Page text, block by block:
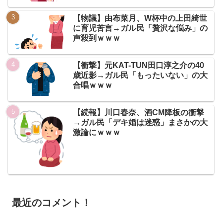
【物議】由布菜月、W杯中の上田綺世
に育児苦言→ガル民「贅沢な悩み」の
声殺到ｗｗｗ
【衝撃】元KAT-TUN田口淳之介の40
歳近影→ガル民「もったいない」の大
合唱ｗｗｗ
【続報】川口春奈、酒CM降板の衝撃
→ガル民「デキ婚は迷惑」まさかの大
激論にｗｗｗ
最近のコメント！